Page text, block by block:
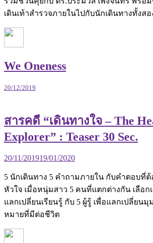
เดินเท้าสำรวจภายในไปกับนักเดินทางทั้งส
We Oneness
20/12/2019
สารคดี “เดินทางใจ – The
Explorer” : Teaser 30 Sec.
20/11/201919/01/2020
5 นักเดินทาง 5 คำถามภายใน กับคำตอบที่ต้
หัวใจ เมื่อหนุ่มสาว 5 คนที่แตกต่างกัน เลือก
แลกเปลี่ยนเรียนรู้ กับ 5 ผู้รู้ เพื่อแลกเปลี่ยน
หมายที่มีต่อชีวิต